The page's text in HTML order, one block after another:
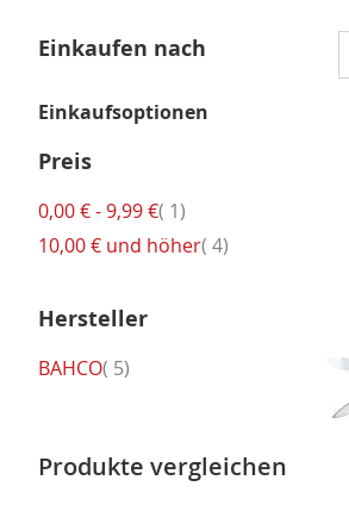
Einkaufen nach
Einkaufsoptionen
Preis
0,00 €-9,99 € 1Artikel
10,00 € und höher 4Artikel
Hersteller
BAHCO 5Artikel
Produkte vergleichen